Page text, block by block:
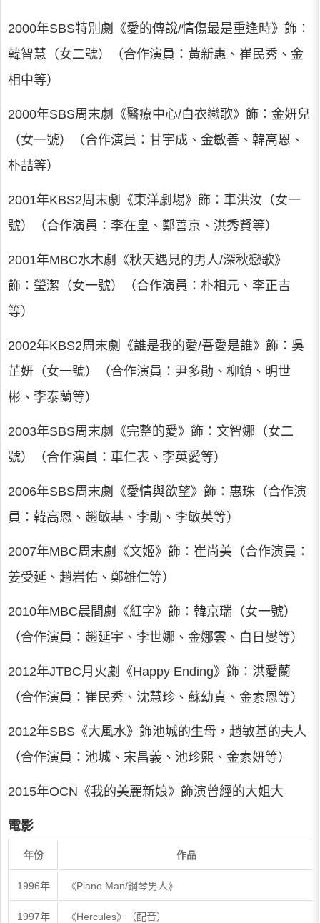
2000年SBS特別劇《愛的傳說/情傷最是重逢時》飾：
韓智慧（女二號）（合作演員：黃新惠、崔民秀、金
相中等）
2000年SBS周末劇《醫療中心/白衣戀歌》飾：金妍兒
（女一號）（合作演員：甘宇成、金敏善、韓高恩、
朴喆等）
2001年KBS2周末劇《東洋劇場》飾：車洪汝（女一
號）（合作演員：李在皇、鄭善京、洪秀賢等）
2001年MBC水木劇《秋天遇見的男人/深秋戀歌》
飾：瑩潔（女一號）（合作演員：朴相元、李正吉
等）
2002年KBS2周末劇《誰是我的愛/吾愛是誰》飾：吳
芷妍（女一號）（合作演員：尹多勛、柳鎮、明世
彬、李泰蘭等）
2003年SBS周末劇《完整的愛》飾：文智娜（女二
號）（合作演員：車仁表、李英愛等）
2006年SBS周末劇《愛情與欲望》飾：惠珠（合作演
員：韓高恩、趙敏基、李勛、李敏英等）
2007年MBC周末劇《文姬》飾：崔尚美（合作演員：
姜受延、趙岩佑、鄭雄仁等）
2010年MBC晨間劇《紅字》飾：韓京瑞（女一號）
（合作演員：趙延宇、李世娜、金娜雲、白日燮等）
2012年JTBC月火劇《Happy Ending》飾：洪愛蘭
（合作演員：崔民秀、沈慧珍、蘇幼貞、金素恩等）
2012年SBS《大風水》飾池城的生母，趙敏基的夫人
（合作演員：池城、宋昌義、池珍熙、金素妍等）
2015年OCN《我的美麗新娘》飾演曾經的大姐大
電影
年份 作品
1996年 《Piano Man/鋼琴男人》
1997年 《Hercules》（配音）